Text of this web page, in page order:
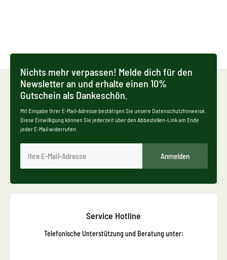
Nichts mehr verpassen! Melde dich für den
Newsletter an und erhalte einen 10%
Gutschein als Dankeschön.
Mit Eingabe Ihrer E-Mail-Adresse bestätigen Sie unsere Datenschutzhinweise.
Diese Einwilligung können Sie jederzeit über den Abbestellen-Link am Ende
jeder E-Mail widerrufen.
Anmelden
Service Hotline
Telefonische Unterstützung und Beratung unter: